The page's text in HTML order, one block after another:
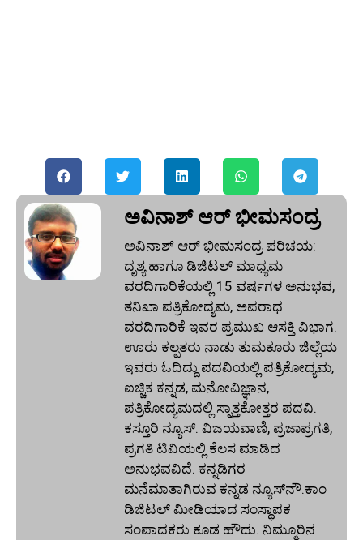
ಅವಿನಾಶ್‌ ಆರ್‌ ಭೀಮಸಂದ್ರ
ಅವಿನಾಶ್‌ ಆರ್‌ ಭೀಮಸಂದ್ರ ಪರಿಚಯ:
ದೃಶ್ಯ ಹಾಗೂ ಡಿಜಿಟಲ್ ಮಾಧ್ಯಮ
ವರದಿಗಾರಿಕೆಯಲ್ಲಿ 15 ವರ್ಷಗಳ ಅನುಭವ,
ತನಿಖಾ ಪತ್ರಿಕೋದ್ಯಮ, ಅಪರಾಧ
ವರದಿಗಾರಿಕೆ ಇವರ ಪ್ರಮುಖ ಆಸಕ್ತಿ ವಿಭಾಗ.
ಊರು ಕಲ್ಪತರು ನಾಡು ತುಮಕೂರು ಜಿಲ್ಲೆಯ
ಇವರು ಓದಿದ್ದು ಪದವಿಯಲ್ಲಿ ಪತ್ರಿಕೋದ್ಯಮ,
ಐಚ್ಚಿಕ ಕನ್ನಡ, ಮನೋವಿಜ್ಞಾನ,
ಪತ್ರಿಕೋದ್ಯಮದಲ್ಲಿ ಸ್ನಾತ್ತಕೋತ್ತರ ಪದವಿ.
ಕಸ್ತೂರಿ ನ್ಯೂಸ್‌. ವಿಜಯವಾಣಿ, ಪ್ರಜಾಪ್ರಗತಿ,
ಪ್ರಗತಿ ಟಿವಿಯಲ್ಲಿ ಕೆಲಸ ಮಾಡಿದ
ಅನುಭವವಿದೆ. ಕನ್ನಡಿಗರ
ಮನೆಮಾತಾಗಿರುವ ಕನ್ನಡ ನ್ಯೂಸ್‌ನೌ.ಕಾಂ
ಡಿಜಿಟಲ್‌ ಮೀಡಿಯಾದ ಸಂಸ್ಥಾಪಕ
ಸಂಪಾದಕರು ಕೂಡ ಹೌದು. ನಿಮ್ಮೂರಿನ